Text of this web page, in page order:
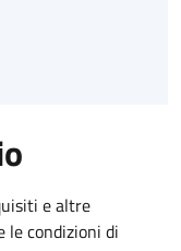
e altre
condizioni di